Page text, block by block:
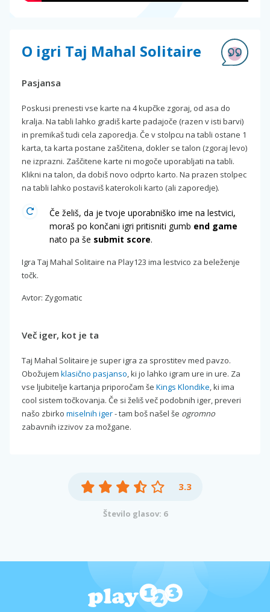
O igri Taj Mahal Solitaire
Pasjansa
Poskusi prenesti vse karte na 4 kupčke zgoraj, od asa do
kralja. Na tabli lahko gradiš karte padajoče (razen v isti barvi)
in premikaš tudi cela zaporedja. Če v stolpcu na tabli ostane 1
karta, ta karta postane zaščitena, dokler se talon (zgoraj levo)
ne izprazni. Zaščitene karte ni mogoče uporabljati na tabli.
Klikni na talon, da dobiš novo odprto karto. Na prazen stolpec
na tabli lahko postaviš katerokoli karto (ali zaporedje).
Če želiš, da je tvoje uporabniško ime na lestvici,
moraš po končani igri pritisniti gumb end game
nato pa še submit score.
Igra Taj Mahal Solitaire na Play123 ima lestvico za beleženje
točk.
Avtor: Zygomatic
Več iger, kot je ta
Taj Mahal Solitaire je super igra za sprostitev med pavzo.
Obožujem klasično pasjanso, ki jo lahko igram ure in ure. Za
vse ljubitelje kartanja priporočam še Kings Klondike, ki ima
cool sistem točkovanja. Če si želiš več podobnih iger, preveri
našo zbirko miselnih iger- tam boš našel še ogromno
zabavnih izzivov za možgane.
3.3
Število glasov: 6